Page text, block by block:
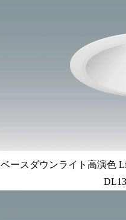
ベースダウンライト高演色